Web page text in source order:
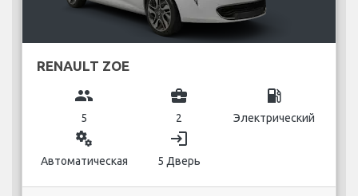
RENAULT ZOE
group
5
business_center
2
local_gas_station
Электрический
miscellaneous_services
Автоматическая
login
5 Дверь